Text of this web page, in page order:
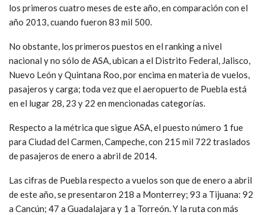
los primeros cuatro meses de este año, en comparación con el
año 2013, cuando fueron 83 mil 500.
No obstante, los primeros puestos en el ranking a nivel
nacional y no sólo de ASA, ubican a el Distrito Federal, Jalisco,
Nuevo León y Quintana Roo, por encima en materia de vuelos,
pasajeros y carga; toda vez que el aeropuerto de Puebla está
en el lugar 28, 23 y 22 en mencionadas categorías.
Respecto a la métrica que sigue ASA, el puesto número 1 fue
para Ciudad del Carmen, Campeche, con 215 mil 722 traslados
de pasajeros de enero a abril de 2014.
Las cifras de Puebla respecto a vuelos son que de enero a abril
de este año, se presentaron 218 a Monterrey; 93 a Tijuana: 92
a Cancún; 47 a Guadalajara y 1 a Torreón. Y la ruta con más